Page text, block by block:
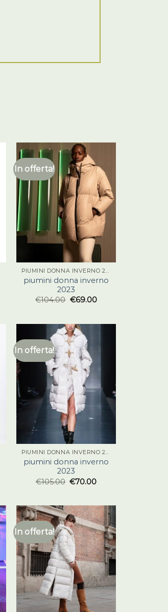
In offerta!
PIUMINI DONNA INVERNO 2023
piumini donna inverno
2023
€104.00 €69.00
In offerta!
PIUMINI DONNA INVERNO 2023
piumini donna inverno
2023
€105.00 €70.00
In offerta!